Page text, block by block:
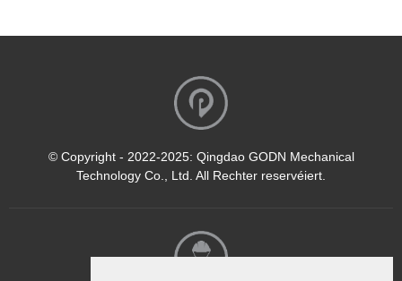
© Copyright - 2022-2025: Qingdao GODN Mechanical
Technology Co., Ltd. All Rechter reservéiert.